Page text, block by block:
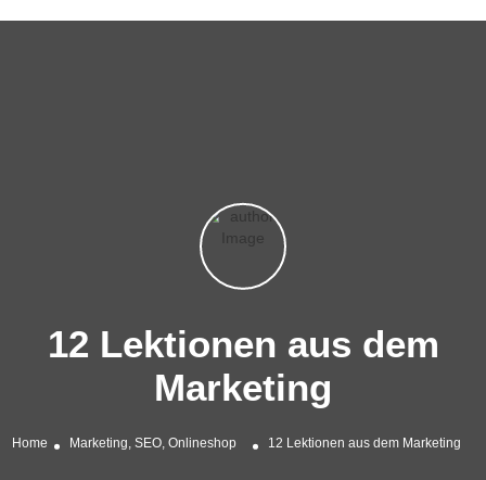
12 Lektionen aus dem
Marketing
Home Marketing, SEO, Onlineshop 12 Lektionen aus dem Marketing